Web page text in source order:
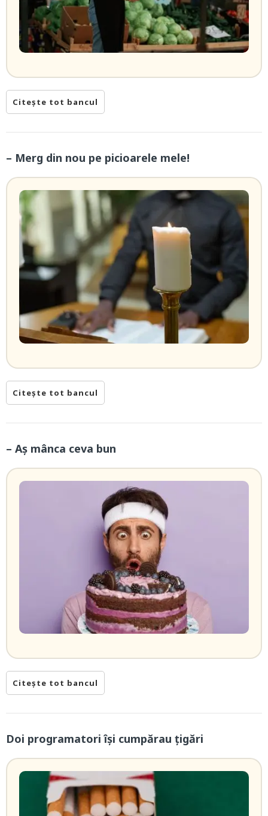
Citește tot bancul
– Merg din nou pe picioarele mele!
Citește tot bancul
– Aș mânca ceva bun
Citește tot bancul
Doi programatori îşi cumpărau ţigări